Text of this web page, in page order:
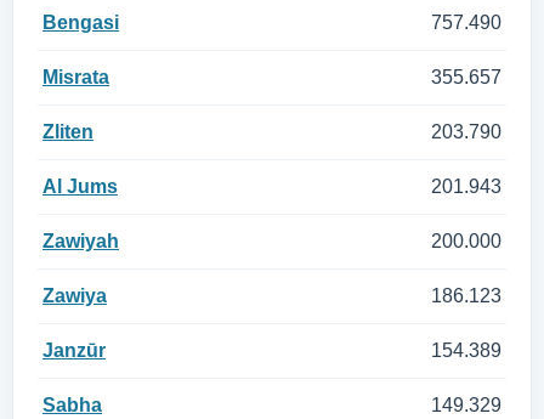
Bengasi 757.490
Misrata 355.657
Zliten 203.790
Al Jums 201.943
Zawiyah 200.000
Zawiya 186.123
Janzūr 154.389
Sabha 149.329